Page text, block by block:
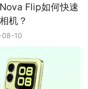
Flip如何快速
机？
10